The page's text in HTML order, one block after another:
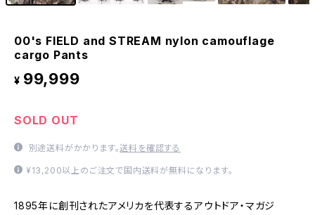
00's FIELD and STREAM nylon camouflage
cargo Pants
¥ 99,999
SOLD OUT
別途送料がかかります。送料を確認する
¥13,200以上のご注文で国内送料が無料になります。
1895年に創刊されたアメリカを代表するアウトドア・マガジ